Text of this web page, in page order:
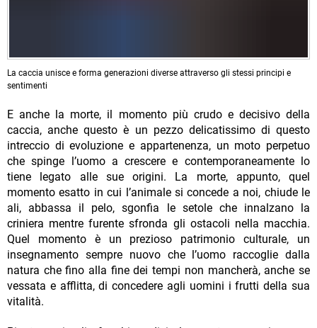
La caccia unisce e forma generazioni diverse attraverso gli stessi principi e
sentimenti
E anche la morte, il momento più crudo e decisivo della
caccia, anche questo è un pezzo delicatissimo di questo
intreccio di evoluzione e appartenenza, un moto perpetuo
che spinge l’uomo a crescere e contemporaneamente lo
tiene legato alle sue origini. La morte, appunto, quel
momento esatto in cui l’animale si concede a noi, chiude le
ali, abbassa il pelo, sgonfia le setole che innalzano la
criniera mentre furente sfronda gli ostacoli nella macchia.
Quel momento è un prezioso patrimonio culturale, un
insegnamento sempre nuovo che l’uomo raccoglie dalla
natura che fino alla fine dei tempi non mancherà, anche se
vessata e afflitta, di concedere agli uomini i frutti della sua
vitalità.